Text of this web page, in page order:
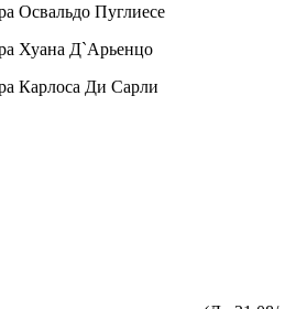
Освальдо Пуглиесе
Хуана Д`Арьенцо
Карлоса Ди Сарли